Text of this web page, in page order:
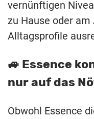
vernünftigen
zu Hause oder
Alltagsprofile
🚙 Essence
nur auf das
Obwohl Essence